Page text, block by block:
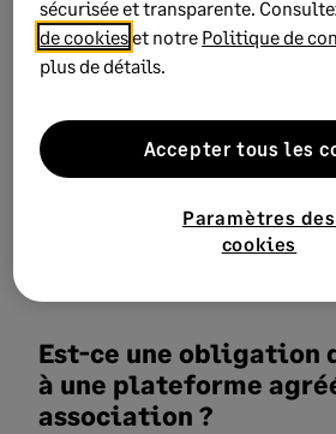
à la plateforme agréée Sage, un
requis.
Entreprises (SIE) de Menton.
de ces transactions avec la société
Est-ce une obligation
à une plateforme
association ?
sécurisée et transparente.
de cookieset notre Politique de
plus de détails.
Paramètres des
cookies
Accepter tous les